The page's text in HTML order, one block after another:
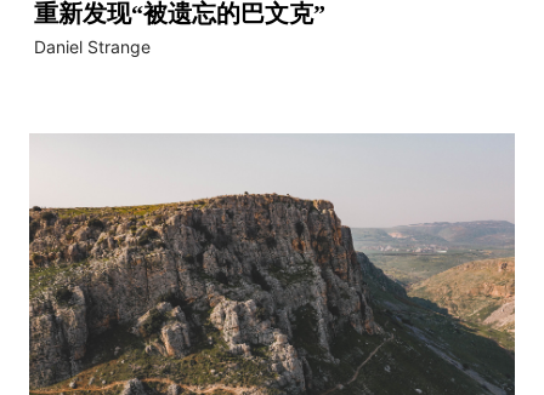
重新发现“被遗忘的巴文克”
Daniel Strange